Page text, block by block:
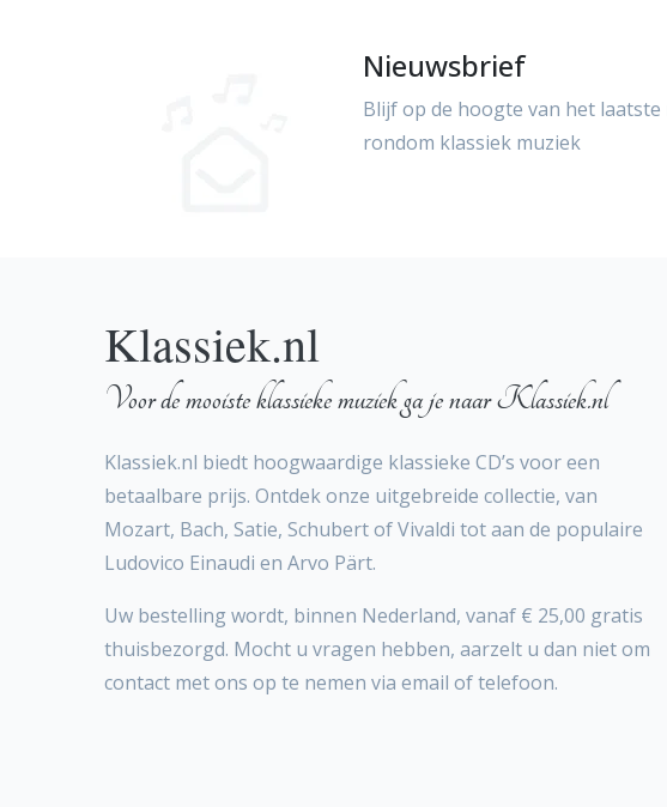
Nieuwsbrief
Blijf op de hoogte van het laatste
rondom klassiek muziek
Klassiek.nl
Voor de mooiste klassieke muziek ga je naar Klassiek.nl
Klassiek.nl biedt hoogwaardige klassieke CD’s voor een
betaalbare prijs. Ontdek onze uitgebreide collectie, van
Mozart, Bach, Satie, Schubert of Vivaldi tot aan de populaire
Ludovico Einaudi en Arvo Pärt.
Uw bestelling wordt, binnen Nederland, vanaf € 25,00 gratis
thuisbezorgd. Mocht u vragen hebben, aarzelt u dan niet om
contact met ons op te nemen via email of telefoon.